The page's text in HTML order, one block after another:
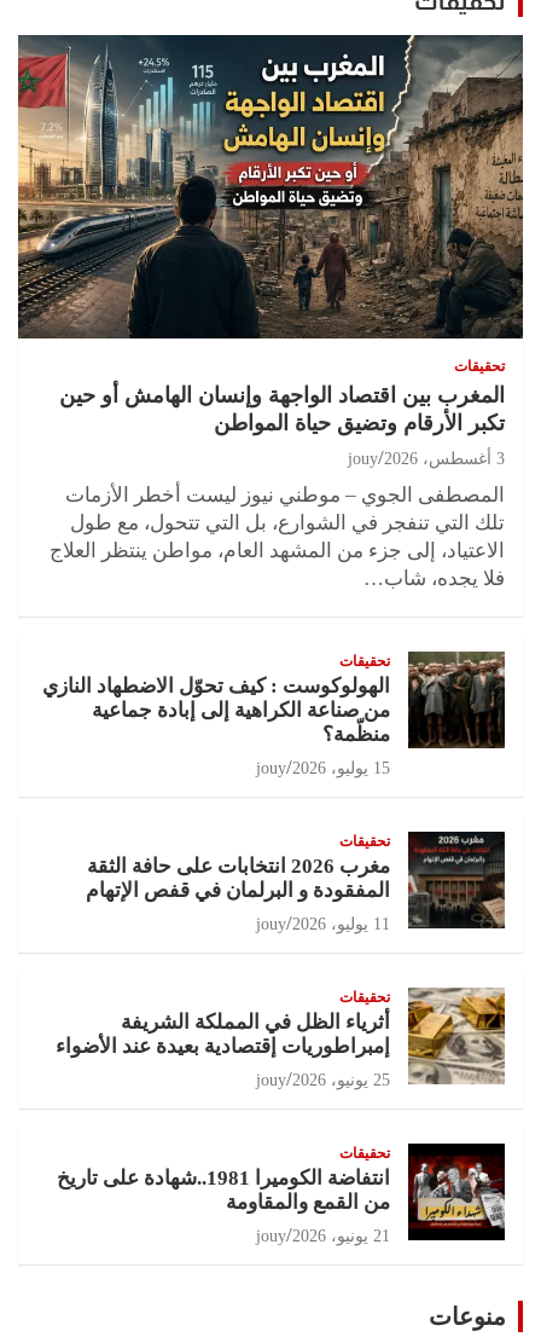
تحقيقات
المغرب بين اقتصاد الواجهة وإنسان الهامش أو حين
تكبر الأرقام وتضيق حياة المواطن
3 أغسطس، 2026 jouy
المصطفى الجوي – موطني نيوز ليست أخطر الأزمات
تلك التي تنفجر في الشوارع، بل التي تتحول، مع طول
الاعتياد، إلى جزء من المشهد العام، مواطن ينتظر العلاج
فلا يجده، شاب…
تحقيقات
الهولوكوست : كيف تحوّل الاضطهاد النازي
من صناعة الكراهية إلى إبادة جماعية
منظّمة؟
15 يوليو، 2026 jouy
تحقيقات
مغرب 2026 انتخابات على حافة الثقة
المفقودة و البرلمان في قفص الإتهام
11 يوليو، 2026 jouy
تحقيقات
أثرياء الظل في المملكة الشريفة
إمبراطوريات إقتصادية بعيدة عند الأضواء
25 يونيو، 2026 jouy
تحقيقات
انتفاضة الكوميرا 1981..شهادة على تاريخ
من القمع والمقاومة
21 يونيو، 2026 jouy
منوعات